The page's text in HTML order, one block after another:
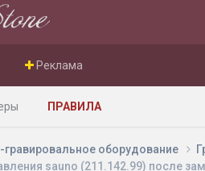
ПРАВИЛА
Реклама
оборудование
sauno (211.142.99) после